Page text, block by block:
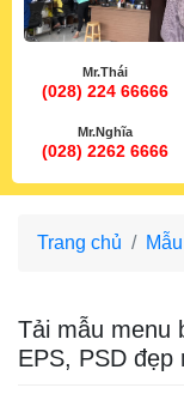
Mr.Thái
(028) 224 66666
Mr.Nghĩa
(028) 2262 6666
Trang chủ
Tải mẫu menu
EPS, PSD đẹp